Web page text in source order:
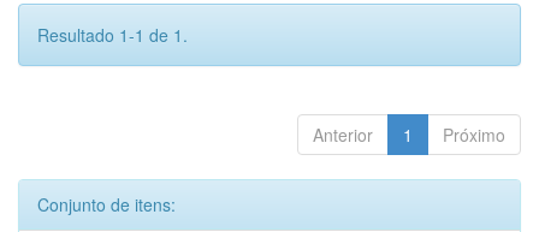
Resultado 1-1 de 1.
Anterior 1 Próximo
Conjunto de itens: